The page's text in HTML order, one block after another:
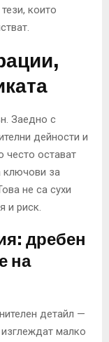
които
Заедно с
дейности и
остават
ключови за
не са сухи
и риск.
дребен
на
детайл —
малко